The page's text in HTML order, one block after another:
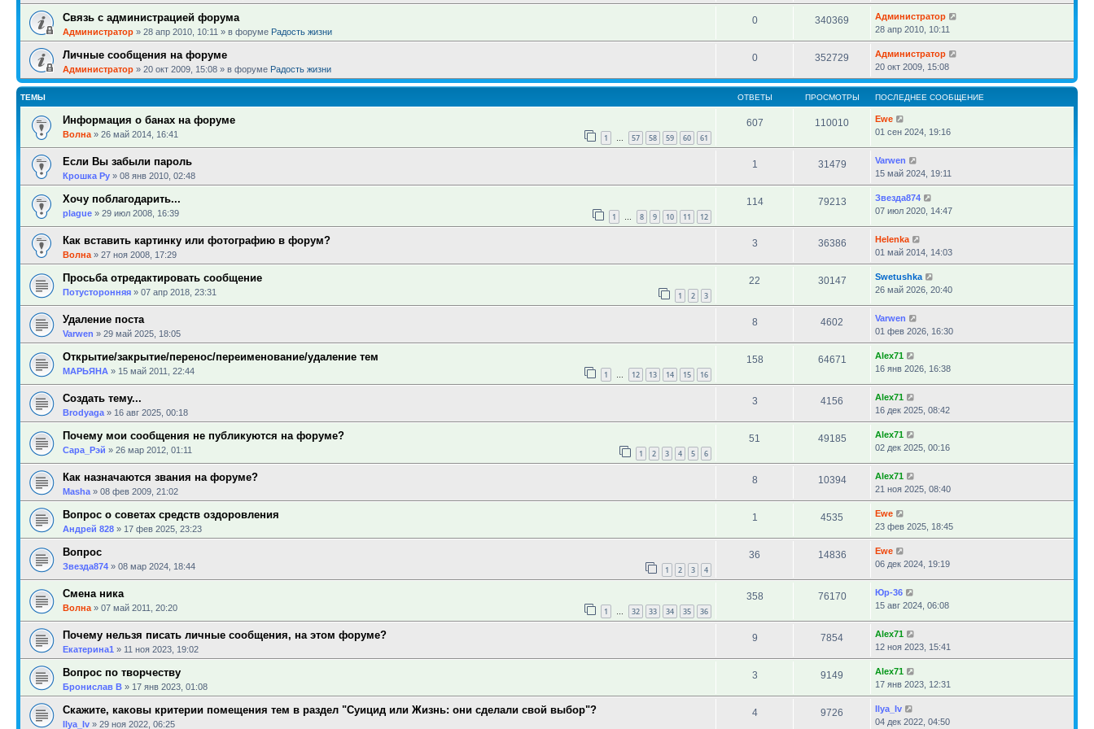
Связь с администрацией форума
Администратор » 28 апр 2010, 10:11 » в форуме Радость жизни
0 340369
Администратор
28 апр 2010, 10:11
Личные сообщения на форуме
Администратор » 20 окт 2009, 15:08 » в форуме Радость жизни
0 352729
Администратор
20 окт 2009, 15:08
ТЕМЫ ОТВЕТЫ ПРОСМОТРЫ ПОСЛЕДНЕЕ СООБЩЕНИЕ
Информация о банах на форуме
Волна » 26 май 2014, 16:41 1 … 57 58 59 60 61
607 110010
Ewe
01 сен 2024, 19:16
Если Вы забыли пароль
Крошка Ру » 08 янв 2010, 02:48
1 31479
Varwen
15 май 2024, 19:11
Хочу поблагодарить...
plague » 29 июл 2008, 16:39 1 … 8 9 10 11 12
114 79213
Звезда874
07 июл 2020, 14:47
Как вставить картинку или фотографию в форум?
Волна » 27 ноя 2008, 17:29
3 36386
Helenka
01 май 2014, 14:03
Просьба отредактировать сообщение
Потусторонняя » 07 апр 2018, 23:31 1 2 3
22 30147
Swetushka
26 май 2026, 20:40
Удаление поста
Varwen » 29 май 2025, 18:05
8 4602
Varwen
01 фев 2026, 16:30
Открытие/закрытие/перенос/переименование/удаление тем
МАРЬЯНА » 15 май 2011, 22:44 1 … 12 13 14 15 16
158 64671
Alex71
16 янв 2026, 16:38
Создать тему...
Brodyaga » 16 авг 2025, 00:18
3 4156
Alex71
16 дек 2025, 08:42
Почему мои сообщения не публикуются на форуме?
Сара_Рэй » 26 мар 2012, 01:11 1 2 3 4 5 6
51 49185
Alex71
02 дек 2025, 00:16
Как назначаются звания на форуме?
Masha » 08 фев 2009, 21:02
8 10394
Alex71
21 ноя 2025, 08:40
Вопрос о советах средств оздоровления
Андрей 828 » 17 фев 2025, 23:23
1 4535
Ewe
23 фев 2025, 18:45
Вопрос
Звезда874 » 08 мар 2024, 18:44 1 2 3 4
36 14836
Ewe
06 дек 2024, 19:19
Смена ника
Волна » 07 май 2011, 20:20 1 … 32 33 34 35 36
358 76170
Юр-36
15 авг 2024, 06:08
Почему нельзя писать личные сообщения, на этом форуме?
Екатерина1 » 11 ноя 2023, 19:02
9 7854
Alex71
12 ноя 2023, 15:41
Вопрос по творчеству
Бронислав В » 17 янв 2023, 01:08
3 9149
Alex71
17 янв 2023, 12:31
Скажите, каковы критерии помещения тем в раздел "Суицид или Жизнь: они сделали свой выбор"?
Ilya_Iv » 29 ноя 2022, 06:25
4 9726
Ilya_Iv
04 дек 2022, 04:50